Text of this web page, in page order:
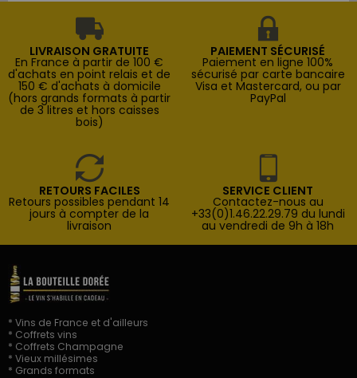
LIVRAISON GRATUITE
En France à partir de 100 €
d'achats en point relais et de
150 € d'achats à domicile
(hors grands formats à partir
de 3 litres et hors caisses
bois)
PAIEMENT SÉCURISÉ
Paiement en ligne 100%
sécurisé par carte bancaire
Visa et Mastercard, ou par
PayPal
RETOURS FACILES
Retours possibles pendant 14
jours à compter de la
livraison
SERVICE CLIENT
Contactez-nous au
+33(0)1.46.22.29.79 du lundi
au vendredi de 9h à 18h
* Vins de France et d'ailleurs
* Coffrets vins
* Coffrets Champagne
* Vieux millésimes
* Grands formats